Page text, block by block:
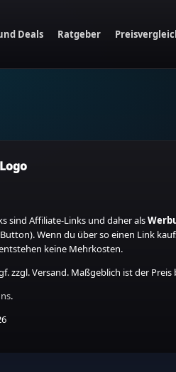
Deals Ratgeber
sind Affiliate‑Links und daher als
Wenn du über so einen Link
keine Mehrkosten.
zzgl. Versand. Maßgeblich ist der Preis
.